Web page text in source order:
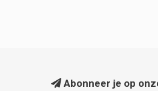
Abonneer je op